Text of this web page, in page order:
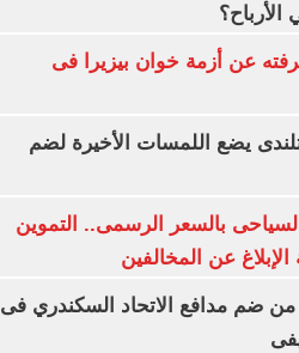
عن أزمة خوان بيزيرا فى
يضع اللمسات الأخيرة لضم
السياحى بالسعر الرسمى.. التموين
عن المخالفين
ضم مدافع الاتحاد السكندري فى